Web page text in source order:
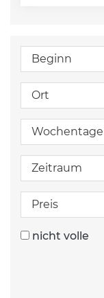
Beginn
Ort
Wochentage
Zeitraum
Preis
nicht volle